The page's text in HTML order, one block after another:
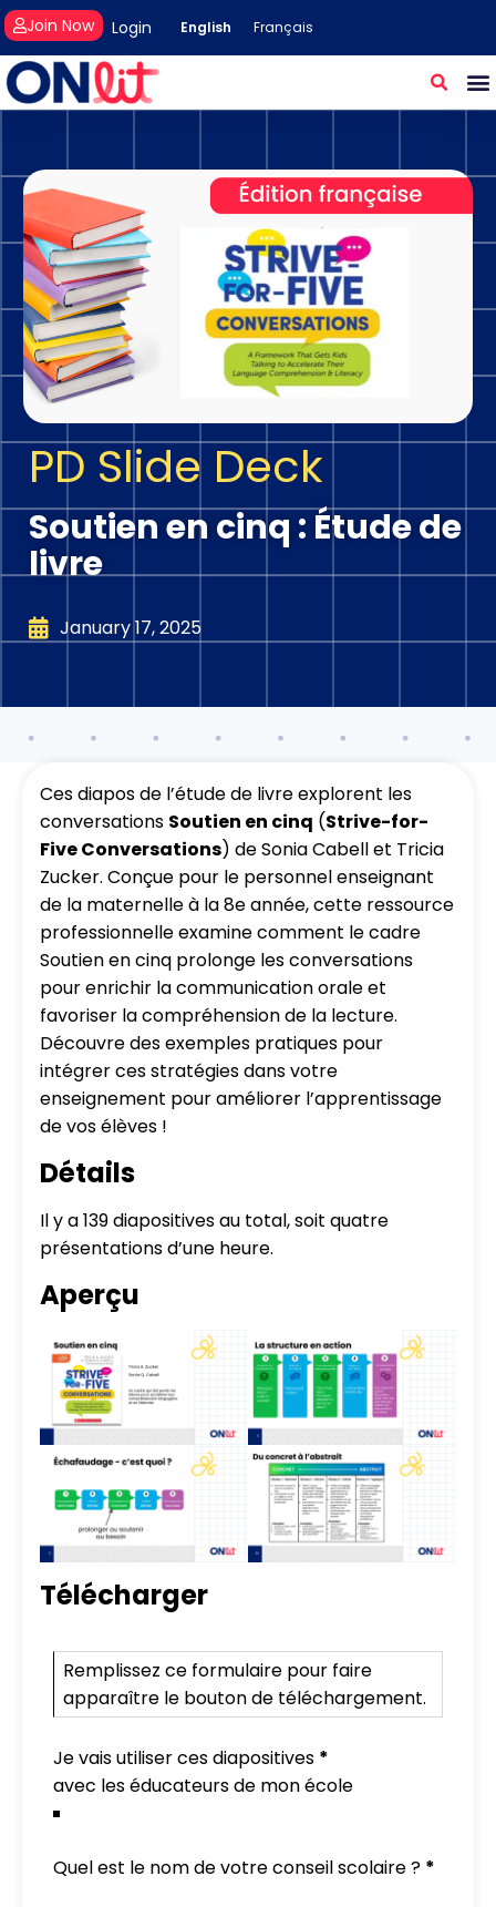
Login
Join Now English Français
PD Slide Deck
Soutien en cinq : Étude de
livre
January 17, 2025
Ces diapos de l’étude de livre explorent les
conversations Soutien en cinq (Strive-for-
Five Conversations) de Sonia Cabell et Tricia
Zucker. Conçue pour le personnel enseignant
de la maternelle à la 8e année, cette ressource
professionnelle examine comment le cadre
Soutien en cinq prolonge les conversations
pour enrichir la communication orale et
favoriser la compréhension de la lecture.
Découvre des exemples pratiques pour
intégrer ces stratégies dans votre
enseignement pour améliorer l’apprentissage
de vos élèves !
Détails
Il y a 139 diapositives au total, soit quatre
présentations d’une heure.
Aperçu
Télécharger
Remplissez ce formulaire pour faire
apparaître le bouton de téléchargement.
Je vais utiliser ces diapositives *
Quel est le nom de votre conseil scolaire ? *